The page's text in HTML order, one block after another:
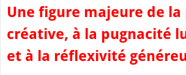
Une figure majeure de la
créative, à la pugnacité
et à la réflexivité